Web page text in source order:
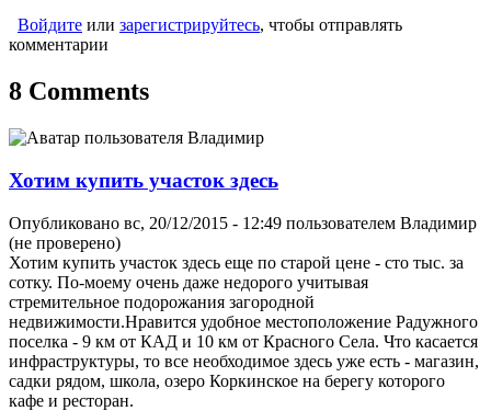
Войдите или зарегистрируйтесь, чтобы отправлять
комментарии
8 Comments
Хотим купить участок здесь
Опубликовано вс, 20/12/2015 - 12:49 пользователем Владимир
(не проверено)
Хотим купить участок здесь еще по старой цене - сто тыс. за
сотку. По-моему очень даже недорого учитывая
стремительное подорожания загородной
недвижимости.Нравится удобное местоположение Радужного
поселка - 9 км от КАД и 10 км от Красного Села. Что касается
инфраструктуры, то все необходимое здесь уже есть - магазин,
садки рядом, школа, озеро Коркинское на берегу которого
кафе и ресторан.